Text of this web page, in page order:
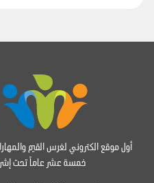
أول موقع الكتروني لغرس القيم
خمسة عشر عاماً تحت